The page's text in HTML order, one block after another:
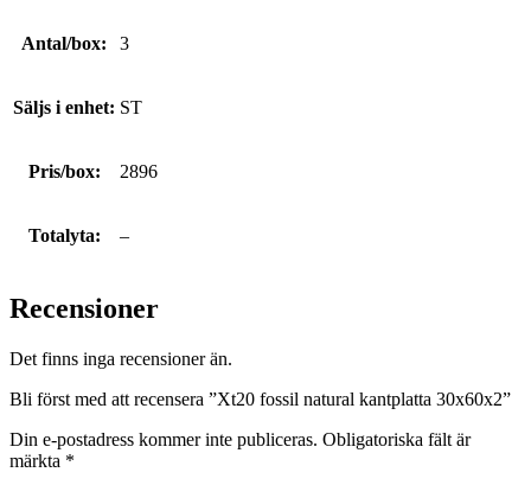
Antal/box: 3
Säljs i enhet: ST
Pris/box: 2896
Totalyta: –
Recensioner
Det finns inga recensioner än.
Bli först med att recensera ”Xt20 fossil natural kantplatta 30x60x2”
Din e-postadress kommer inte publiceras. Obligatoriska fält är
märkta *